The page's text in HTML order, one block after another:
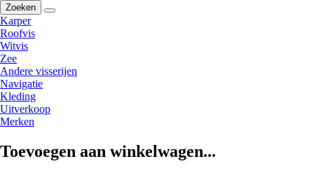
Zoeken
Karper
Roofvis
Witvis
Zee
Andere visserijen
Navigatie
Kleding
Uitverkoop
Merken
Toevoegen aan winkelwagen...